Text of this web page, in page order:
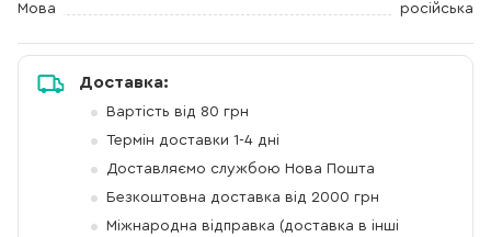
Мова російська
Доставка:
Вартість від 80 грн
Термін доставки 1-4 дні
Доставляємо службою Нова Пошта
Безкоштовна доставка від 2000 грн
Міжнародна відправка (доставка в інші